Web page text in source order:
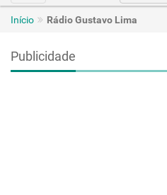
navigation
Início Rádio Gustavo Lima
Publicidade